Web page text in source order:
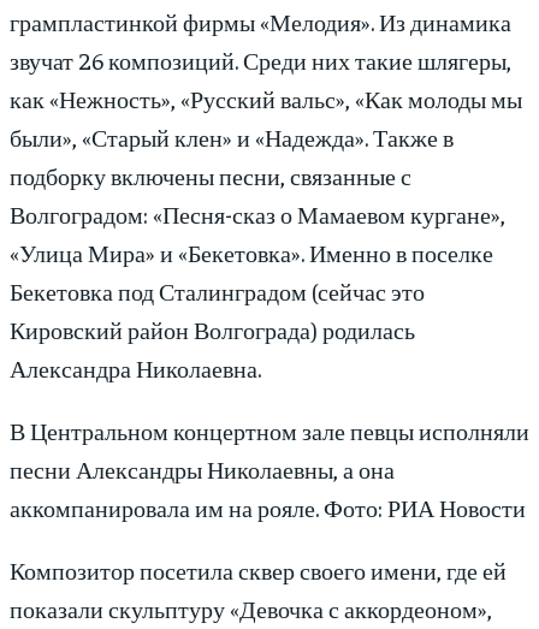
грампластинкой фирмы «Мелодия». Из динамика
звучат 26 композиций. Среди них такие шлягеры,
как «Нежность», «Русский вальс», «Как молоды мы
были», «Старый клен» и «Надежда». Также в
подборку включены песни, связанные с
Волгоградом: «Песня-сказ о Мамаевом кургане»,
«Улица Мира» и «Бекетовка». Именно в поселке
Бекетовка под Сталинградом (сейчас это
Кировский район Волгограда) родилась
Александра Николаевна.
В Центральном концертном зале певцы исполняли
песни Александры Николаевны, а она
аккомпанировала им на рояле.Фото: РИА Новости
Композитор посетила сквер своего имени, где ей
показали скульптуру «Девочка с аккордеоном»,